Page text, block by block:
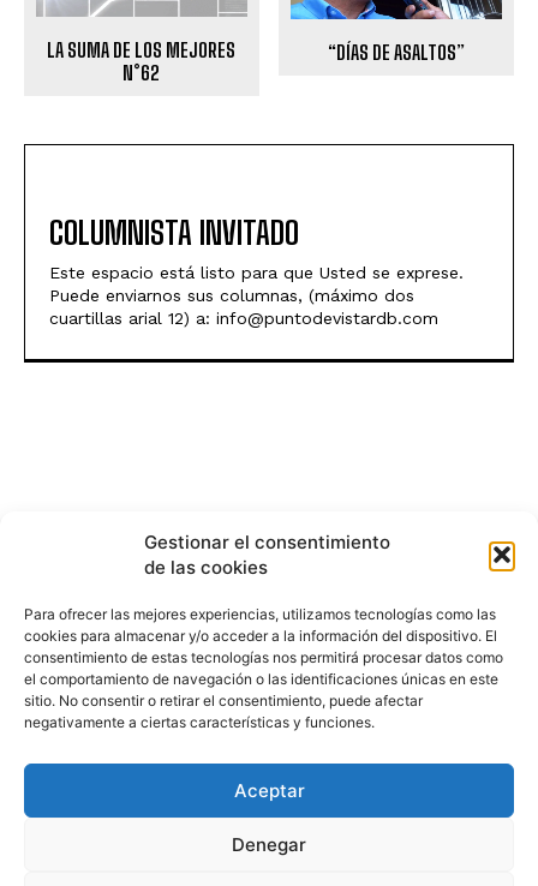
Gestionar el consentimiento
de las cookies
Para ofrecer las mejores experiencias, utilizamos tecnologías como las
cookies para almacenar y/o acceder a la información del dispositivo. El
consentimiento de estas tecnologías nos permitirá procesar datos como
el comportamiento de navegación o las identificaciones únicas en este
sitio. No consentir o retirar el consentimiento, puede afectar
negativamente a ciertas características y funciones.
Aceptar
Denegar
LA SUMA DE LOS MEJORES
N°62
“DÍAS DE ASALTOS”
COLUMNISTA INVITADO
Este espacio está listo para que Usted se exprese.
Puede enviarnos sus columnas, (máximo dos
cuartillas arial 12) a: info@puntodevistardb.com
HISTORIA PODCAST